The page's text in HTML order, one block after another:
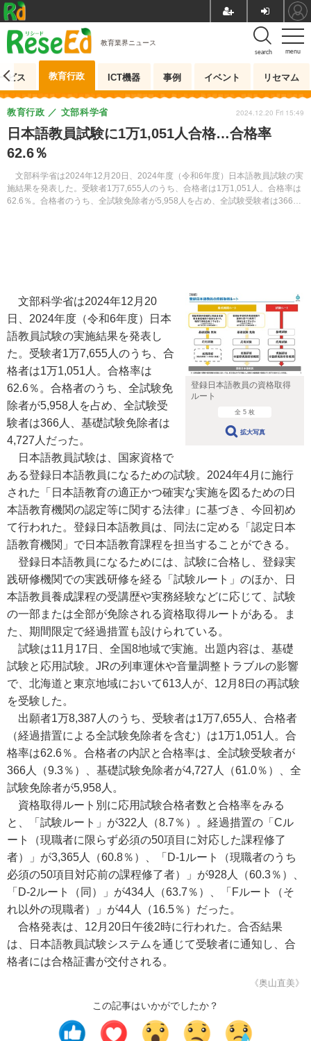
menu
search
教育業界ニュース
ビス 教育行政 ICT機器 事例 イベント リセマム
日本語教員試験に1万1,051人合格…合格率
62.6％
文部科学省は2024年12月20日、2024年度（令和6年度）日本語教員試験の実
施結果を発表した。受験者1万7,655人のうち、合格者は1万1,051人。合格率は
62.6％。合格者のうち、全試験免除者が5,958人を占め、全試験受験者は366
教育行政 文部科学省 2024.12.20 Fri 15:49
登録日本語教員の資格取得
ルート
全 5 枚
拡大写真
文部科学省は2024年12月20
日、2024年度（令和6年度）日本
語教員試験の実施結果を発表し
た。受験者1万7,655人のうち、合
格者は1万1,051人。合格率は
62.6％。合格者のうち、全試験免
除者が5,958人を占め、全試験受
験者は366人、基礎試験免除者は
4,727人だった。
日本語教員試験は、国家資格で
ある登録日本語教員になるための試験。2024年4月に施行
された「日本語教育の適正かつ確実な実施を図るための日
本語教育機関の認定等に関する法律」に基づき、今回初め
て行われた。登録日本語教員は、同法に定める「認定日本
語教育機関」で日本語教育課程を担当することができる。
登録日本語教員になるためには、試験に合格し、登録実
践研修機関での実践研修を経る「試験ルート」のほか、日
本語教員養成課程の受講歴や実務経験などに応じて、試験
の一部または全部が免除される資格取得ルートがある。ま
た、期間限定で経過措置も設けられている。
試験は11月17日、全国8地域で実施。出題内容は、基礎
試験と応用試験。JRの列車運休や音量調整トラブルの影響
で、北海道と東京地域において613人が、12月8日の再試験
を受験した。
出願者1万8,387人のうち、受験者は1万7,655人、合格者
（経過措置による全試験免除者を含む）は1万1,051人。合
格率は62.6％。合格者の内訳と合格率は、全試験受験者が
366人（9.3％）、基礎試験免除者が4,727人（61.0％）、全
試験免除者が5,958人。
資格取得ルート別に応用試験合格者数と合格率をみる
と、「試験ルート」が322人（8.7％）。経過措置の「Cル
ート（現職者に限らず必須の50項目に対応した課程修了
者）」が3,365人（60.8％）、「D-1ルート（現職者のうち
必須の50項目対応前の課程修了者）」が928人（60.3％）、
「D-2ルート（同）」が434人（63.7％）、「Fルート（そ
れ以外の現職者）」が44人（16.5％）だった。
合格発表は、12月20日午後2時に行われた。合否結果
は、日本語教員試験システムを通じて受験者に通知し、合
格者には合格証書が交付される。
《奥山直美》
この記事はいかがでしたか？